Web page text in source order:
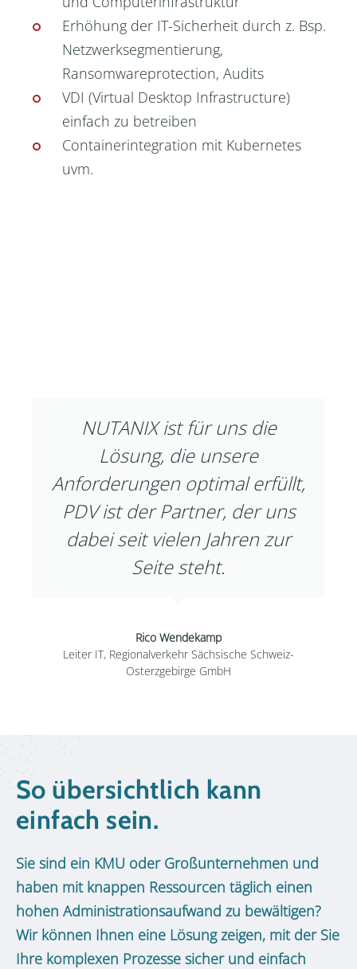
Erhöhung der IT-Sicherheit durch z. Bsp.
Netzwerksegmentierung,
Ransomwareprotection, Audits
VDI (Virtual Desktop Infrastructure)
einfach zu betreiben
Containerintegration mit Kubernetes
uvm.
NUTANIX ist für uns die
Lösung, die unsere
Anforderungen optimal erfüllt,
PDV ist der Partner, der uns
dabei seit vielen Jahren zur
Seite steht.
Rico Wendekamp
Leiter IT, Regionalverkehr Sächsische Schweiz-
Osterzgebirge GmbH
So übersichtlich kann
einfach sein.
Sie sind ein KMU oder Großunternehmen und
haben mit knappen Ressourcen täglich einen
hohen Administrationsaufwand zu bewältigen?
Wir können Ihnen eine Lösung zeigen, mit der Sie
Ihre komplexen Prozesse sicher und einfach